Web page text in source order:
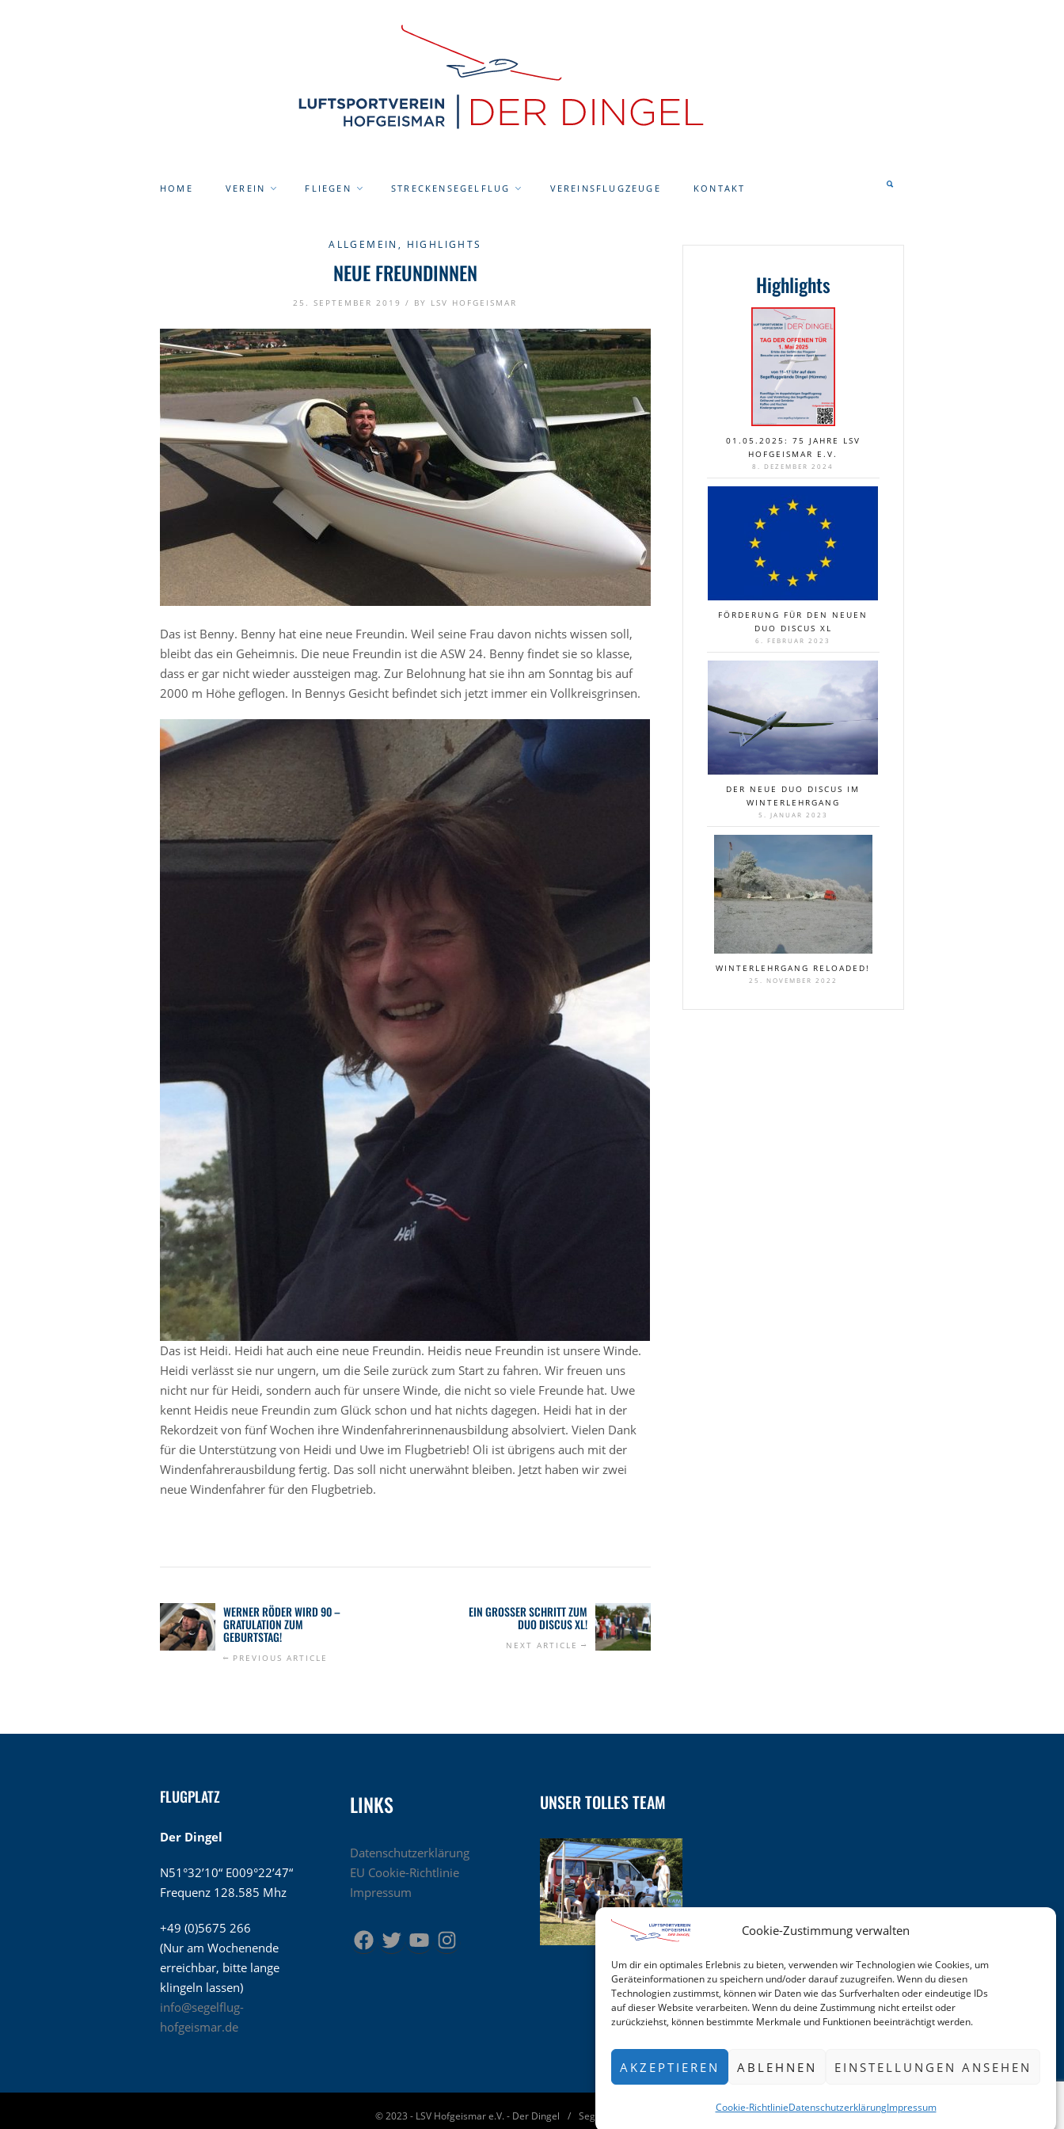
Cookie-Zustimmung verwalten
Um dir ein optimales Erlebnis zu bieten, verwenden wir Technologien wie Cookies, um
Geräteinformationen zu speichern und/oder darauf zuzugreifen. Wenn du diesen
Technologien zustimmst, können wir Daten wie das Surfverhalten oder eindeutige IDs
auf dieser Website verarbeiten. Wenn du deine Zustimmung nicht erteilst oder
zurückziehst, können bestimmte Merkmale und Funktionen beeinträchtigt werden.
AKZEPTIEREN ABLEHNEN EINSTELLUNGEN ANSEHEN
Cookie-RichtlinieDatenschutzerklärungImpressum
HOME VEREIN FLIEGEN STRECKENSEGELFLUG VEREINSFLUGZEUGE KONTAKT
ALLGEMEIN , HIGHLIGHTS
NEUE FREUNDINNEN
25. SEPTEMBER 2019 / BY LSV HOFGEISMAR
Das ist Benny. Benny hat eine neue Freundin. Weil seine Frau davon nichts wissen soll,
bleibt das ein Geheimnis. Die neue Freundin ist die ASW 24. Benny findet sie so klasse,
dass er gar nicht wieder aussteigen mag. Zur Belohnung hat sie ihn am Sonntag bis auf
2000 m Höhe geflogen. In Bennys Gesicht befindet sich jetzt immer ein Vollkreisgrinsen.
Das ist Heidi. Heidi hat auch eine neue Freundin. Heidis neue Freundin ist unsere Winde.
Heidi verlässt sie nur ungern, um die Seile zurück zum Start zu fahren. Wir freuen uns
nicht nur für Heidi, sondern auch für unsere Winde, die nicht so viele Freunde hat. Uwe
kennt Heidis neue Freundin zum Glück schon und hat nichts dagegen. Heidi hat in der
Rekordzeit von fünf Wochen ihre Windenfahrerinnenausbildung absolviert. Vielen Dank
für die Unterstützung von Heidi und Uwe im Flugbetrieb! Oli ist übrigens auch mit der
Windenfahrerausbildung fertig. Das soll nicht unerwähnt bleiben. Jetzt haben wir zwei
neue Windenfahrer für den Flugbetrieb.
WERNER RÖDER WIRD 90 –
GRATULATION ZUM
GEBURTSTAG!
PREVIOUS ARTICLE
EIN GROSSER SCHRITT ZUM D
UO DISCUS XL!
NEXT ARTICLE
Highlights
01.05.2025: 75 JAHRE LSV
HOFGEISMAR E.V.
8. DEZEMBER 2024
FÖRDERUNG FÜR DEN NEUEN
DUO DISCUS XL
6. FEBRUAR 2023
DER NEUE DUO DISCUS IM
WINTERLEHRGANG
5. JANUAR 2023
WINTERLEHRGANG RELOADED!
25. NOVEMBER 2022
FLUGPLATZ
Der Dingel
N51°32’10“ E009°22’47“
Frequenz 128.585 Mhz
+49 (0)5675 266
(Nur am Wochenende
erreichbar, bitte lange
klingeln lassen)
info@segelflug-
hofgeismar.de
LINKS
Datenschutzerklärung
EU Cookie-Richtlinie
Impressum
UNSER TOLLES TEAM
© 2023 - LSV Hofgeismar e.V. - Der Dingel Segelflug-Hofgeismar.de